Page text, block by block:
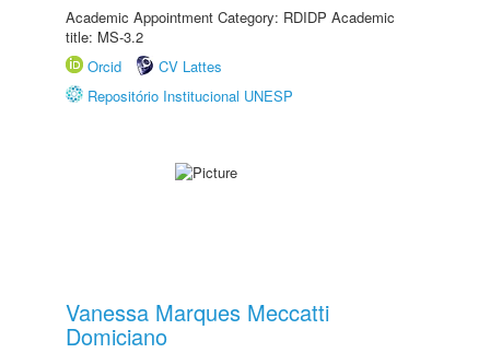
Academic Appointment Category: RDIDP Academic
title: MS-3.2
Orcid
CV Lattes
Repositório Institucional UNESP
Vanessa Marques Meccatti
Domiciano